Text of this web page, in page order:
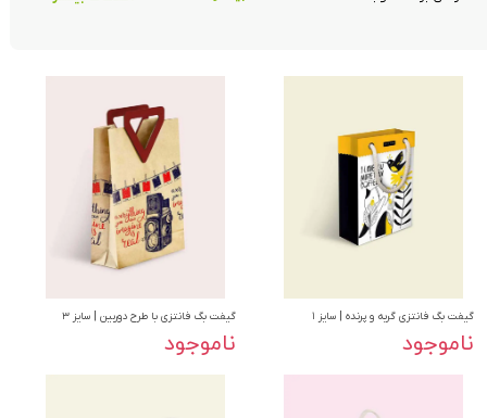
گیفت بگ فانتزی گربه و پرنده | سایز ۱
ناموجود
گیفت بگ فانتزی با طرح دوربین | سایز ۳
ناموجود